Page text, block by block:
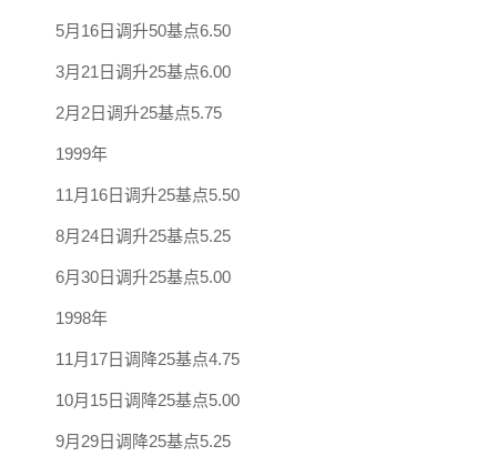
5月16日调升50基点6.50
3月21日调升25基点6.00
2月2日调升25基点5.75
1999年
11月16日调升25基点5.50
8月24日调升25基点5.25
6月30日调升25基点5.00
1998年
11月17日调降25基点4.75
10月15日调降25基点5.00
9月29日调降25基点5.25